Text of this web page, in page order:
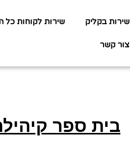
שירות בקליק שירות לקוחות כל
צור קשר
בית ספר